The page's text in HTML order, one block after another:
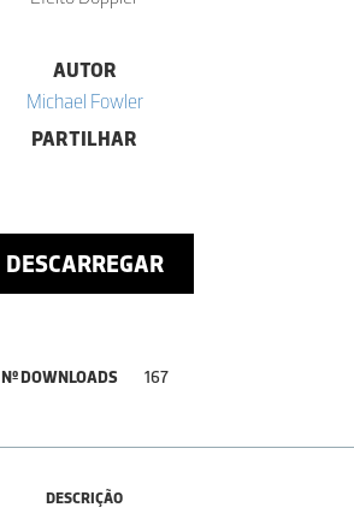
AUTOR
Michael Fowler
PARTILHAR
DESCARREGAR
Nº DOWNLOADS 167
DESCRIÇÃO